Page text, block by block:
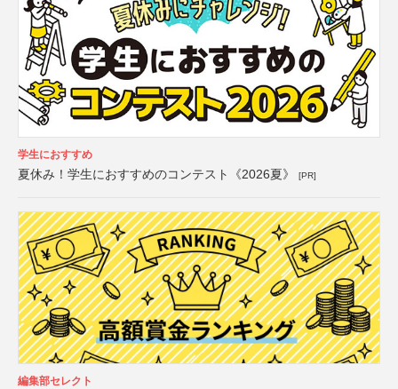
学生におすすめ
夏休み！学生におすすめのコンテスト《2026夏》 [PR]
編集部セレクト